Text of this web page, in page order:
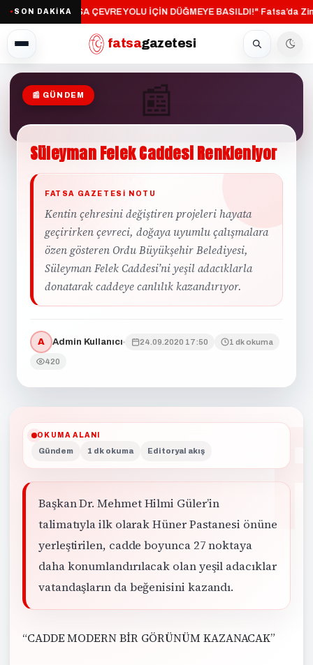
● SON DAKİKA"FATSA ÇEVRE YOLU İÇİN DÜĞMEYE BASILDI!"·Fatsa’da
fatsagazetesi
📰
📰 GÜNDEM
SüleymanFelekCaddesiRenkleniyor
FATSA GAZETESI NOTU
Kentin çehresini değiştiren projeleri hayata
geçirirken çevreci, doğaya uyumlu çalışmalara
özen gösteren Ordu Büyükşehir Belediyesi,
Süleyman Felek Caddesi’ni yeşil adacıklarla
donatarak caddeye canlılık kazandırıyor.
A Admin Kullanıcı 24.09.2020 17:50 1 dk okuma
420
OKUMA ALANI
Gündem 1 dk okuma Editoryal akış
Başkan Dr. Mehmet Hilmi Güler’in
talimatıyla ilk olarak Hüner Pastanesi önüne
yerleştirilen, cadde boyunca 27 noktaya
daha konumlandırılacak olan yeşil adacıklar
vatandaşların da beğenisini kazandı.
“CADDE MODERN BİR GÖRÜNÜM KAZANACAK”